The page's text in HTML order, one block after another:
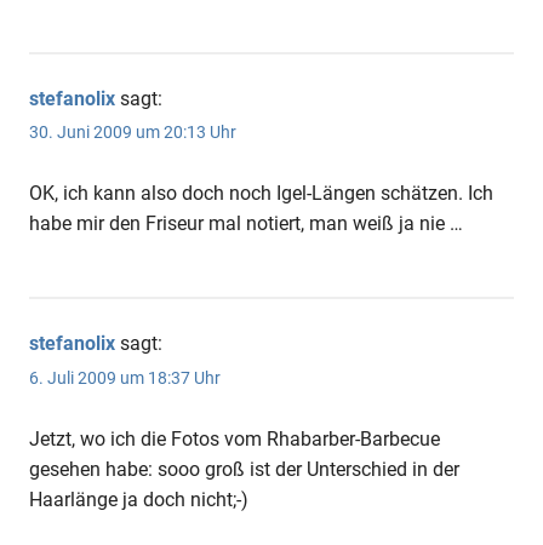
stefanolix sagt:
30. Juni 2009 um 20:13 Uhr
OK, ich kann also doch noch Igel-Längen schätzen. Ich
habe mir den Friseur mal notiert, man weiß ja nie …
stefanolix sagt:
6. Juli 2009 um 18:37 Uhr
Jetzt, wo ich die Fotos vom Rhabarber-Barbecue
gesehen habe: sooo groß ist der Unterschied in der
Haarlänge ja doch nicht;-)